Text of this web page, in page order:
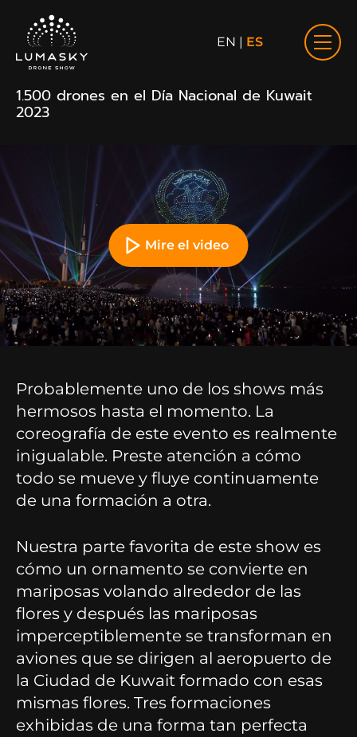
EN | ES
1.500 drones en el Día Nacional de Kuwait
2023
Mire el video
Probablemente uno de los shows más
hermosos hasta el momento. La
coreografía de este evento es realmente
inigualable. Preste atención a cómo
todo se mueve y fluye continuamente
de una formación a otra.
Nuestra parte favorita de este show es
cómo un ornamento se convierte en
mariposas volando alrededor de las
flores y después las mariposas
imperceptiblemente se transforman en
aviones que se dirigen al aeropuerto de
la Ciudad de Kuwait formado con esas
mismas flores. Tres formaciones
exhibidas de una forma tan perfecta